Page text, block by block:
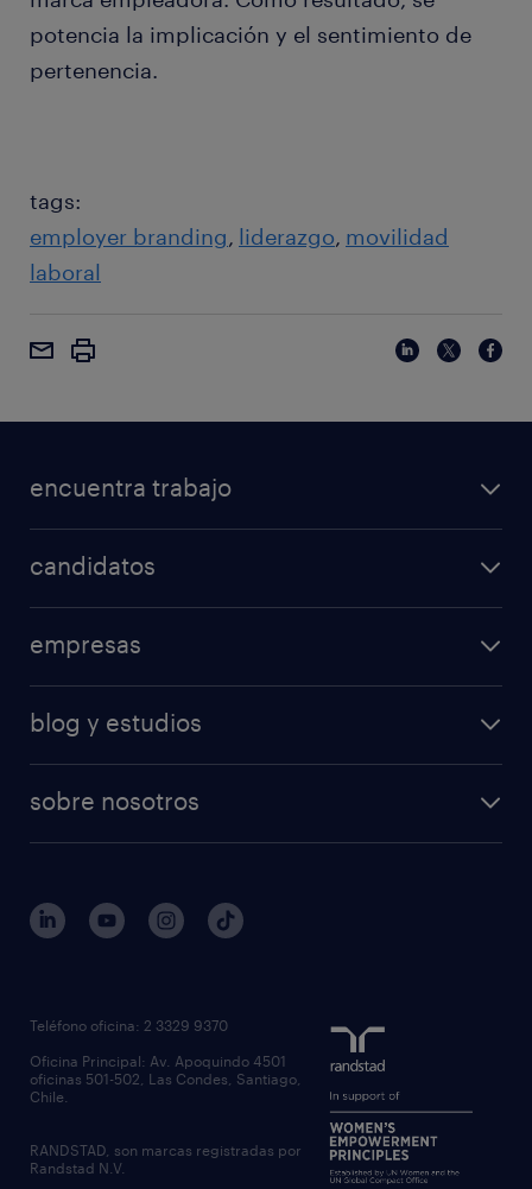
potencia la implicación y el sentimiento de
pertenencia.
tags:
employer branding liderazgo movilidad
laboral
encuentra trabajo
candidatos
empresas
blog y estudios
sobre nosotros
Teléfono oficina: 2 3329 9370
Oficina Principal: Av. Apoquindo 4501
oficinas 501-502, Las Condes, Santiago,
Chile.
RANDSTAD, son marcas registradas por
Randstad N.V.